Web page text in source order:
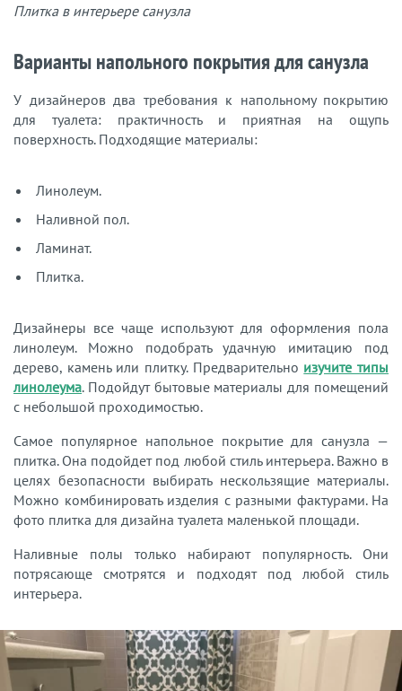
Плитка в интерьере санузла
Варианты напольного покрытия для санузла
У дизайнеров два требования к напольному покрытию
для туалета: практичность и приятная на ощупь
поверхность. Подходящие материалы:
Линолеум.
Наливной пол.
Ламинат.
Плитка.
Дизайнеры все чаще используют для оформления пола
линолеум. Можно подобрать удачную имитацию под
дерево, камень или плитку. Предварительно изучите типы
линолеума. Подойдут бытовые материалы для помещений
с небольшой проходимостью.
Самое популярное напольное покрытие для санузла —
плитка. Она подойдет под любой стиль интерьера. Важно в
целях безопасности выбирать нескользящие материалы.
Можно комбинировать изделия с разными фактурами. На
фото плитка для дизайна туалета маленькой площади.
Наливные полы только набирают популярность. Они
потрясающе смотрятся и подходят под любой стиль
интерьера.